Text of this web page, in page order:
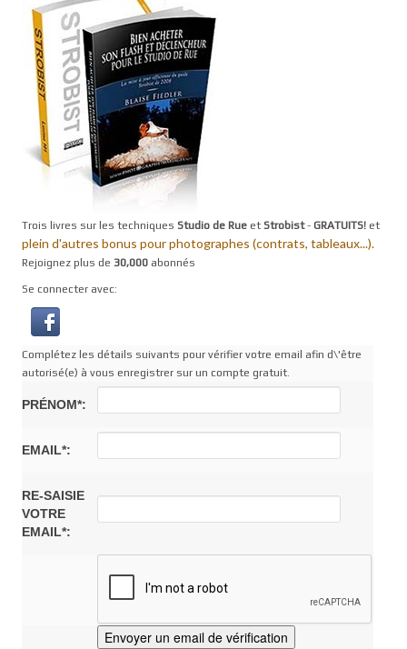
Trois livres sur les techniques Studio de Rue et Strobist- GRATUITS! et
plein d'autres bonus pour photographes (contrats, tableaux...).
Rejoignez plus de 30,000 abonnés
Se connecter avec:
Complétez les détails suivants pour vérifier votre email afin d\'être
autorisé(e) à vous enregistrer sur un compte gratuit.
PRÉNOM*:
EMAIL*:
RE-SAISIE
VOTRE
EMAIL*: